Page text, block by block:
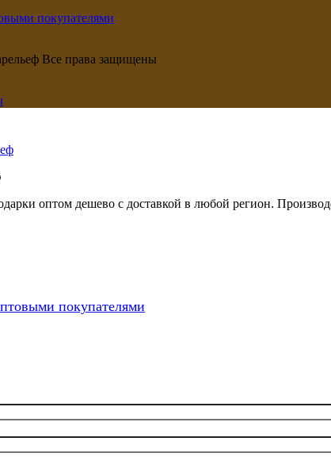
покупателями
Все права защищены
оптом дешево с доставкой в любой регион.
покупателями